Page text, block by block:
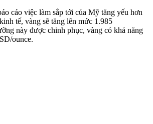
cáo việc làm sắp tới của Mỹ tăng yếu hơn
tế, vàng sẽ tăng lên mức 1.985
này được chinh phục, vàng có khả năng
ounce.